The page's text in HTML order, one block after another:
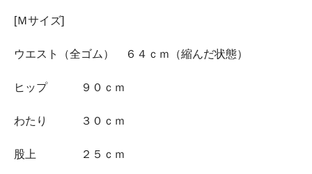
[Ｍサイズ]
ウエスト（全ゴム） ６４ｃｍ（縮んだ状態）
ヒップ ９０ｃｍ
わたり ３０ｃｍ
股上 ２５ｃｍ